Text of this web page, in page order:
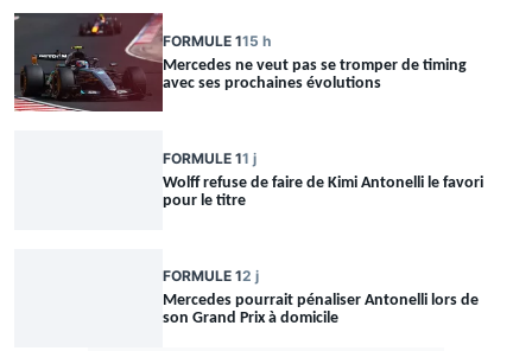
FORMULE 115 h
Mercedes ne veut pas se tromper de timing
avec ses prochaines évolutions
FORMULE 11 j
Wolff refuse de faire de Kimi Antonelli le favori
pour le titre
FORMULE 12 j
Mercedes pourrait pénaliser Antonelli lors de
son Grand Prix à domicile